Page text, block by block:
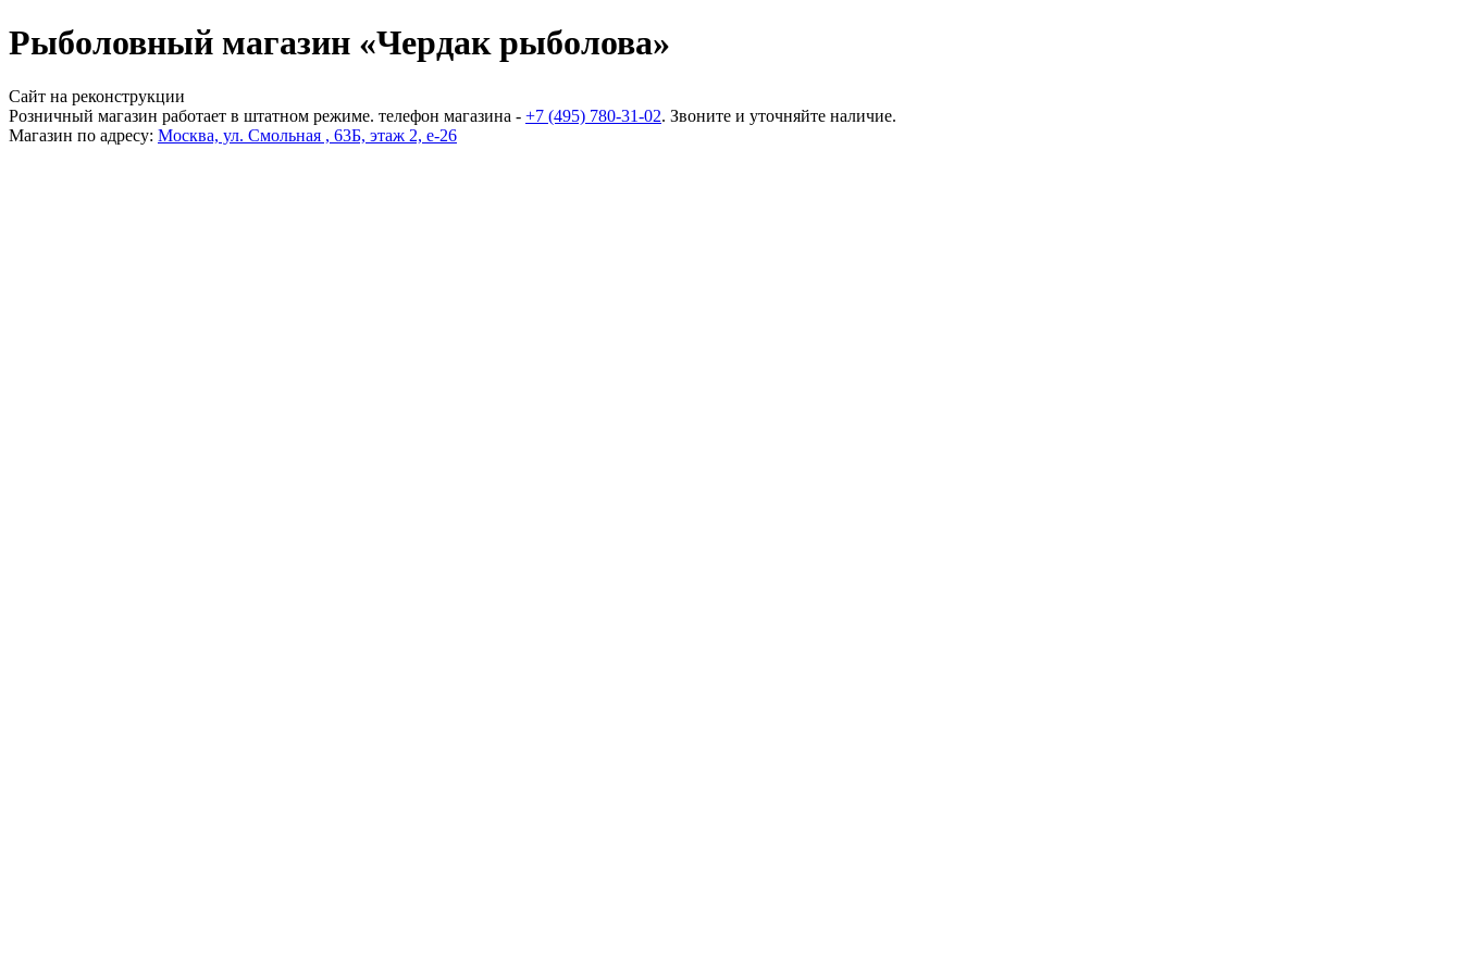
Рыболовный магазин «Чердак рыболова»
Сайт на реконструкции
Розничный магазин работает в штатном режиме. телефон магазина - +7 (495) 780-31-02. Звоните и уточняйте наличие.
Магазин по адресу: Москва, ул. Смольная , 63Б, этаж 2, е-26